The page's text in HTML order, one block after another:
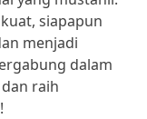
siapapun
menjadi
dalam
raih